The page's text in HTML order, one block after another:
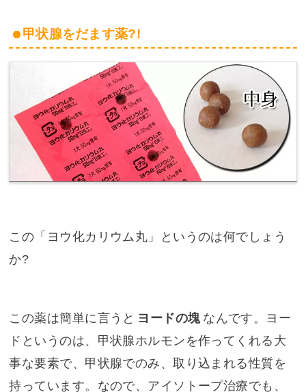
甲状腺をだます薬?!
この「ヨウ化カリウム丸」というのは何でしょう
か?
この薬は簡単に言うと ヨードの塊 なんです。ヨー
ドというのは、甲状腺ホルモンを作ってくれる大
事な要素で、甲状腺でのみ、取り込まれる性質を
持っています。なので、アイソトープ治療でも、